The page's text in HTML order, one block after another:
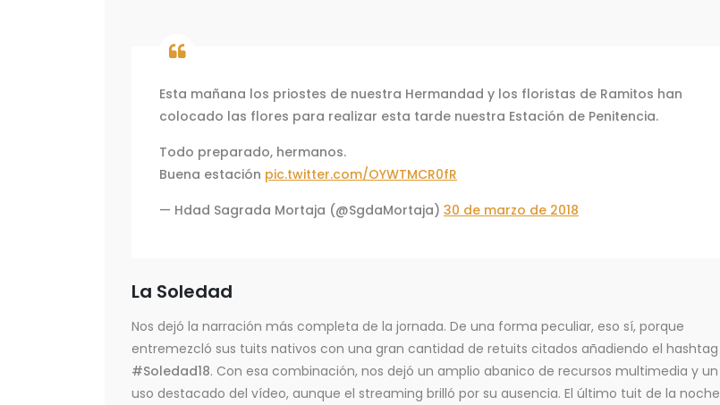
Esta mañana los priostes de nuestra Hermandad y los floristas de Ramitos han
colocado las flores para realizar esta tarde nuestra Estación de Penitencia.
Todo preparado, hermanos.
Buena estación pic.twitter.com/OYWTMCR0fR
— Hdad Sagrada Mortaja (@SgdaMortaja) 30 de marzo de 2018
La Soledad
Nos dejó la narración más completa de la jornada. De una forma peculiar, eso sí, porque
entremezcló sus tuits nativos con una gran cantidad de retuits citados añadiendo el hashtag
#Soledad18. Con esa combinación, nos dejó un amplio abanico de recursos multimedia y un
uso destacado del vídeo, aunque el streaming brilló por su ausencia. El último tuit de la noche